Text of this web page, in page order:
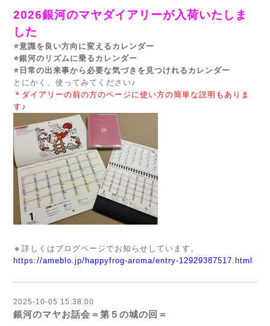
2026銀河のマヤダイアリーが入荷いたしま
した
⭐️意識を良い方向に変えるカレンダー
⭐️銀河のリズムに乗るカレンダー
⭐️日常の出来事から必要な気づきを見つけれるカレンダー
とにかく、使ってみてください♪
＊ダイアリーの前の方のページに使い方の簡単な説明もありま
す♪
🔸詳しくはブログページでお知らせしています。
https://ameblo.jp/happyfrog-aroma/entry-12929387517.html
2025-10-05 15:38:00
銀河のマヤお話会＝第５の城の回＝